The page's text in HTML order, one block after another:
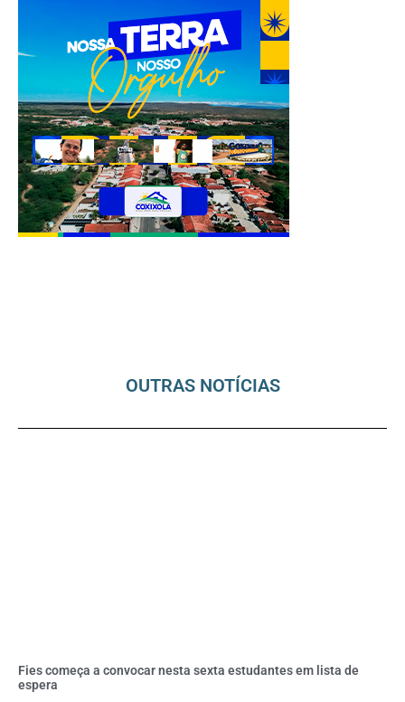
OUTRAS NOTÍCIAS
Fies começa a convocar nesta sexta estudantes em lista de
espera